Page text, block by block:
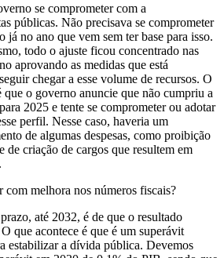
se comprometer com a
públicas. Não precisava se comprometer
no ano que vem sem ter base para isso.
todo o ajuste ficou concentrado nas
aprovando as medidas que está
chegar a esse volume de recursos. O
o governo anuncie que não cumpriu a
2025 e tente se comprometer ou adotar
perfil. Nesse caso, haveria um
de algumas despesas, como proibição
de criação de cargos que resultem em
melhora nos números fiscais?
até 2032, é de que o resultado
que acontece é que é um superávit
estabilizar a dívida pública. Devemos